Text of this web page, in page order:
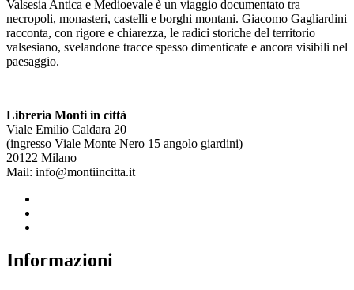
Valsesia Antica e Medioevale è un viaggio documentato tra
necropoli, monasteri, castelli e borghi montani. Giacomo Gagliardini
racconta, con rigore e chiarezza, le radici storiche del territorio
valsesiano, svelandone tracce spesso dimenticate e ancora visibili nel
paesaggio.
Libreria Monti in città
Viale Emilio Caldara 20
(ingresso Viale Monte Nero 15 angolo giardini)
20122 Milano
Mail: info@montiincitta.it
Informazioni